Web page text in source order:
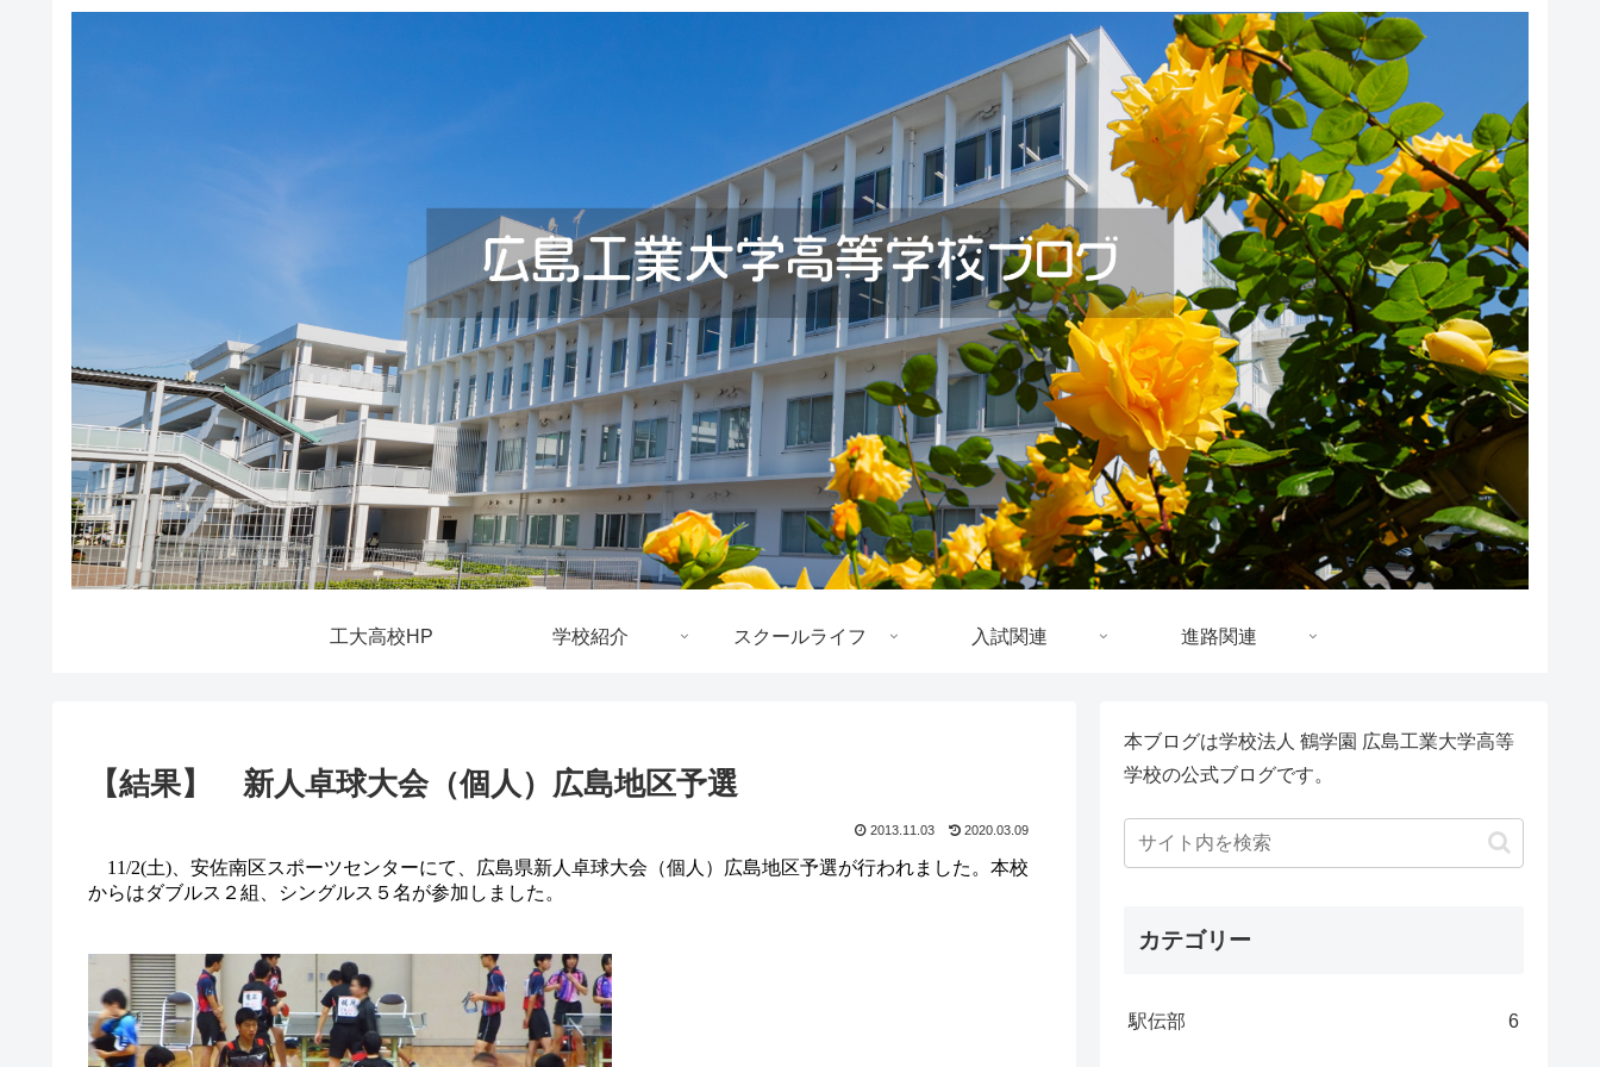
工大高校HP 学校紹介 スクールライフ 入試関連 進路関連
【結果】 新人卓球大会（個人）広島地区予選
2013.11.03 2020.03.09
11/2(土)、安佐南区スポーツセンターにて、広島県新人卓球大会（個人）広島地区予選が行われました。本校
からはダブルス２組、シングルス５名が参加しました。
本ブログは学校法人 鶴学園 広島工業大学高等
学校の公式ブログです。
カテゴリー
駅伝部 6